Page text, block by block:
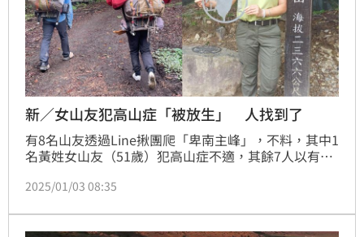
新／女山友犯高山症「被放生」 人找到了
有8名山友透過Line揪團爬「卑南主峰」，不料，其中1
名黃姓女山友（51歲）犯高山症不適，其餘7人以有工
預計今天（3日）下午4時許會接觸到黃女，稍早前晚間
礙，預計明天（4日）下山。
2025/01/03 08:35